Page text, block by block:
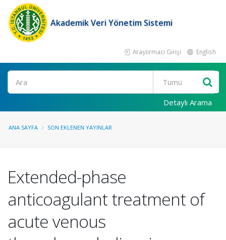
Akademik Veri Yönetim Sistemi
Araştırmacı Girişi English
Ara
Detaylı Arama
ANA SAYFA SON EKLENEN YAYINLAR
Extended-phase
anticoagulant treatment of
acute venous